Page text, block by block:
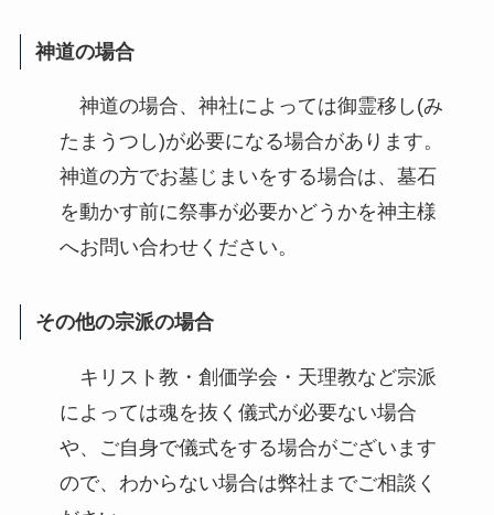
神道の場合
神道の場合、神社によっては御霊移し(み
たまうつし)が必要になる場合があります。
神道の方でお墓じまいをする場合は、墓石
を動かす前に祭事が必要かどうかを神主様
へお問い合わせください。
その他の宗派の場合
キリスト教・創価学会・天理教など宗派
によっては魂を抜く儀式が必要ない場合
や、ご自身で儀式をする場合がございます
ので、わからない場合は弊社までご相談く